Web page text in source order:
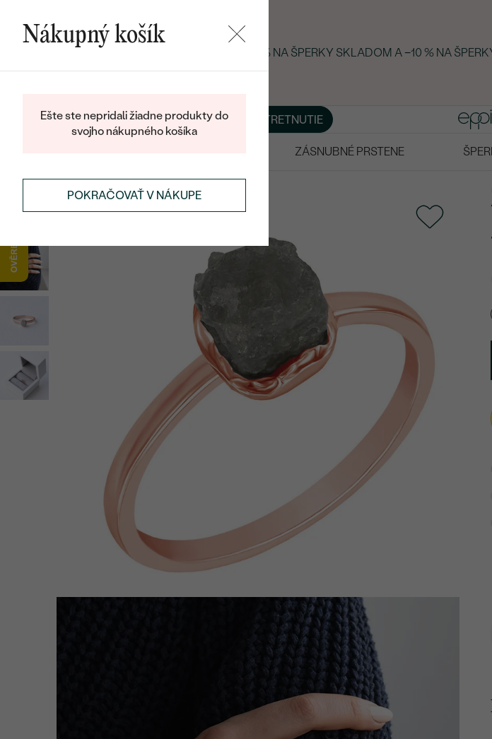
LETNÝ BLACK FRIDAY: −25 % NA ŠPERKY SKLADOM A −10 % NA
BLOGŠPERKY NA MIERU DOHODNÚŤ STRETNUTIE
ZÁSNUBNÉ PRSTENE
DIAMANTOVÉ ŠPERKYDIAMANTOVÉ PRSTENE
Nákupný košík
Ešte ste nepridali žiadne produkty do
svojho nákupného košíka
POKRAČOVAŤ V NÁKUPE